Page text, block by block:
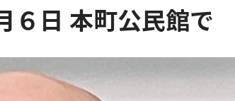
６日 本町公民館で